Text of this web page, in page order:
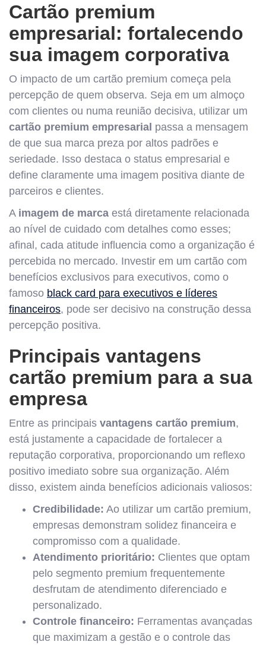
Cartão premium
empresarial: fortalecendo
sua imagem corporativa
O impacto de um cartão premium começa pela
percepção de quem observa. Seja em um almoço
com clientes ou numa reunião decisiva, utilizar um
cartão premium empresarial passa a mensagem
de que sua marca preza por altos padrões e
seriedade. Isso destaca o status empresarial e
define claramente uma imagem positiva diante de
parceiros e clientes.
A imagem de marca está diretamente relacionada
ao nível de cuidado com detalhes como esses;
afinal, cada atitude influencia como a organização é
percebida no mercado. Investir em um cartão com
benefícios exclusivos para executivos, como o
famoso black card para executivos e líderes
financeiros, pode ser decisivo na construção dessa
percepção positiva.
Principais vantagens
cartão premium para a sua
empresa
Entre as principais vantagens cartão premium,
está justamente a capacidade de fortalecer a
reputação corporativa, proporcionando um reflexo
positivo imediato sobre sua organização. Além
disso, existem ainda benefícios adicionais valiosos:
Credibilidade: Ao utilizar um cartão premium,
empresas demonstram solidez financeira e
compromisso com a qualidade.
Atendimento prioritário: Clientes que optam
pelo segmento premium frequentemente
desfrutam de atendimento diferenciado e
personalizado.
Controle financeiro: Ferramentas avançadas
que maximizam a gestão e o controle das